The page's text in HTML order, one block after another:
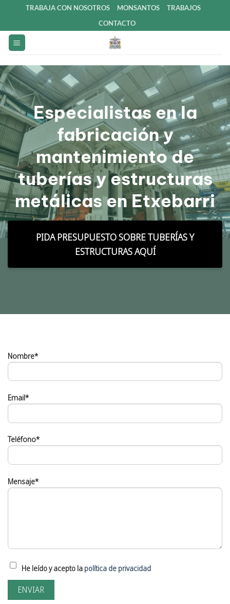
contenido
TRABAJA CON NOSOTROS MONSANTOS
TRABAJOS
CONTACTO
Especialistas en la
fabricación y
mantenimiento de
tuberías y estructuras
metálicas en Etxebarri
PIDA PRESUPUESTO SOBRE TUBERÍAS Y
ESTRUCTURAS AQUÍ
Nombre*
Email*
Teléfono*
Mensaje*
He leído y acepto la política de privacidad